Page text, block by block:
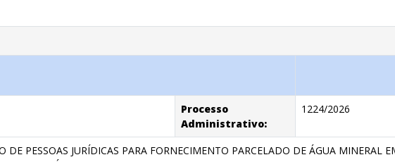
Processo
Administrativo:
1224/2026
DE PESSOAS JURÍDICAS PARA FORNECIMENTO PARCELADO DE ÁGUA MINERAL